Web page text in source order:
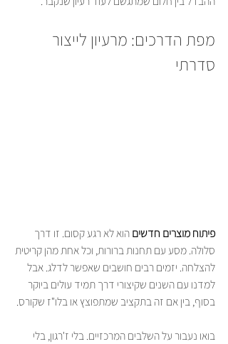
מפת הדרכים: מרעיון לייצור
סדרתי
פיתוח מוצרים חדשים הוא לא רגע קסום. זו דרך
סלולה. מסע עם תחנות ברורות, וכל אחת מהן קריטית
להצלחה. יזמים רבים חושבים שאפשר לדלג. אבל
למדנו עם השנים שקיצורי דרך תמיד עולים ביוקר
בסוף, בין אם זה בתקציב שמתפוצץ או בלו"ז שקורס.
בואו נעבור על השלבים המרכזיים. בלי ז'רגון, בלי